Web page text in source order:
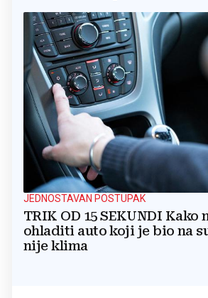
JEDNOSTAVAN POSTUPAK
TRIK OD 15 SEKUNDI Kako
ohladiti auto koji je bio na
nije klima